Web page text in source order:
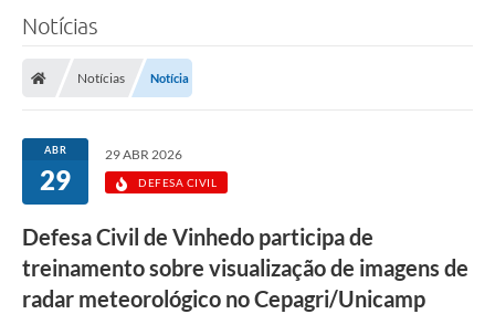
Licitações
Transparência
Concursos e Processos Seletivos
Notícias
Notícias Notícia
ABR
29
29 ABR 2026
DEFESA CIVIL
Defesa Civil de Vinhedo participa de
treinamento sobre visualização de imagens de
radar meteorológico no Cepagri/Unicamp